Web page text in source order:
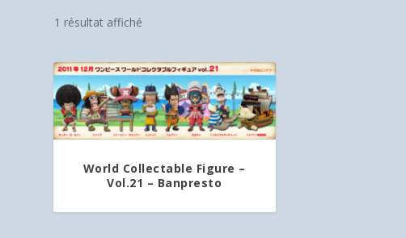
1 résultat affiché
World Collectable Figure –
Vol.21 – Banpresto